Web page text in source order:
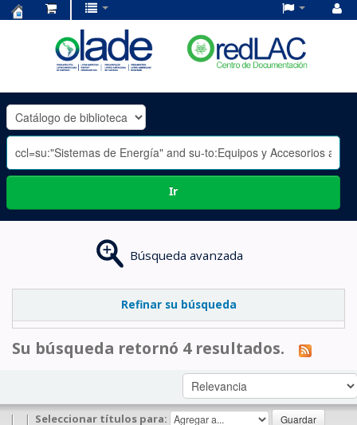
OLADE
-
Ir
Búsqueda avanzada
Refinar su búsqueda
Su búsqueda retornó 4 resultados.
| | Seleccionar títulos para: